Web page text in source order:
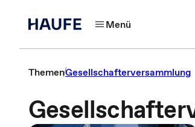
Menü
ThemenGesellschafterversammlung